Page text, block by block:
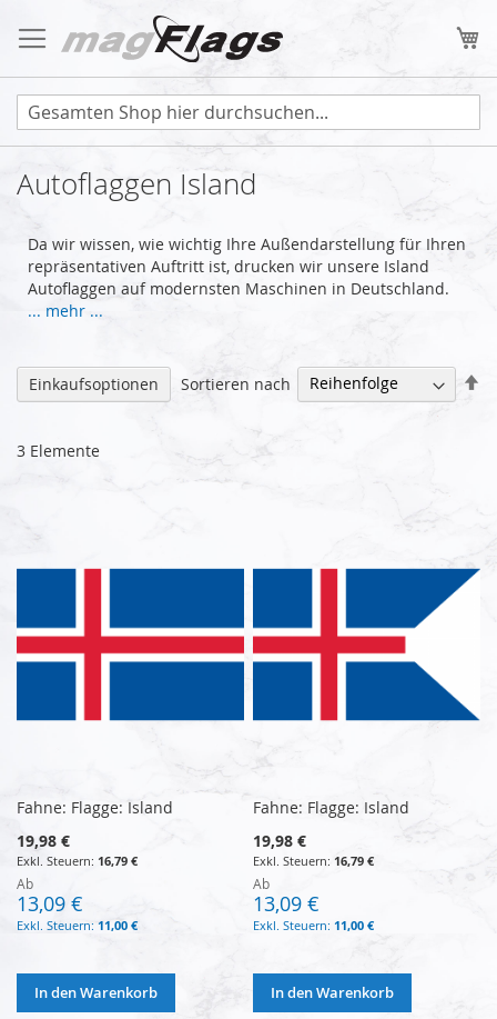
Inhalt
springen
Autoflaggen Island
Da wir wissen, wie wichtig Ihre Außendarstellung für Ihren
repräsentativen Auftritt ist, drucken wir unsere Island
Autoflaggen auf modernsten Maschinen in Deutschland.
... mehr ...
3 Elemente
Sortieren nach
Fahne: Flagge: Island
19,98 €
16,79 €
Ab
13,09 €
11,00 €
In den Warenkorb
Fahne: Flagge: Island
19,98 €
16,79 €
Ab
13,09 €
11,00 €
In den Warenkorb
Einkaufsoptionen